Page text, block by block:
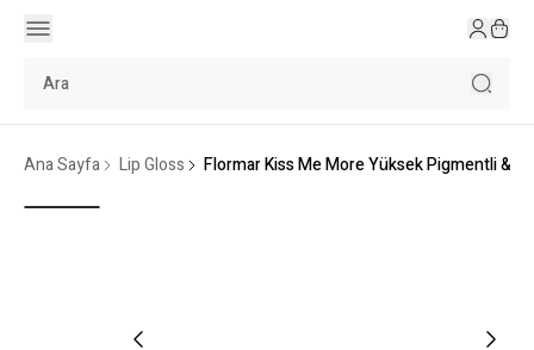
Ana Sayfa Lip Gloss Flormar Kiss Me More Yüksek Pigmentli &